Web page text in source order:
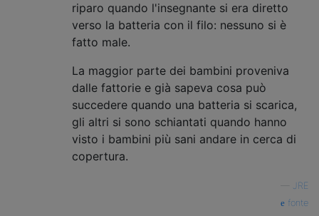
riparo quando l'insegnante si era diretto
verso la batteria con il filo: nessuno si è
fatto male.
La maggior parte dei bambini proveniva
dalle fattorie e già sapeva cosa può
succedere quando una batteria si scarica,
gli altri si sono schiantati quando hanno
visto i bambini più sani andare in cerca di
copertura.
JRE
fonte